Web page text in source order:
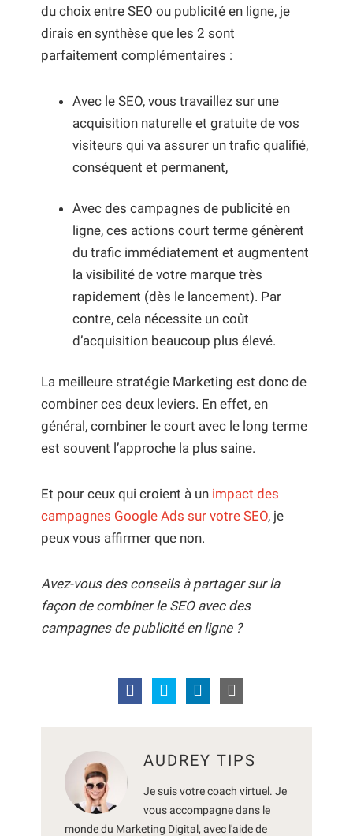
du choix entre SEO ou publicité en ligne, je
dirais en synthèse que les 2 sont
parfaitement complémentaires :
Avec le SEO, vous travaillez sur une
acquisition naturelle et gratuite de vos
visiteurs qui va assurer un trafic qualifié,
conséquent et permanent,
Avec des campagnes de publicité en
ligne, ces actions court terme génèrent
du trafic immédiatement et augmentent
la visibilité de votre marque très
rapidement (dès le lancement). Par
contre, cela nécessite un coût
d’acquisition beaucoup plus élevé.
La meilleure stratégie Marketing est donc de
combiner ces deux leviers. En effet, en
général, combiner le court avec le long terme
est souvent l’approche la plus saine.
Et pour ceux qui croient à un impact des
campagnes Google Ads sur votre SEO, je
peux vous affirmer que non.
Avez-vous des conseils à partager sur la
façon de combiner le SEO avec des
campagnes de publicité en ligne ?
AUDREY TIPS
Je suis votre coach virtuel. Je
vous accompagne dans le
monde du Marketing Digital, avec l'aide de